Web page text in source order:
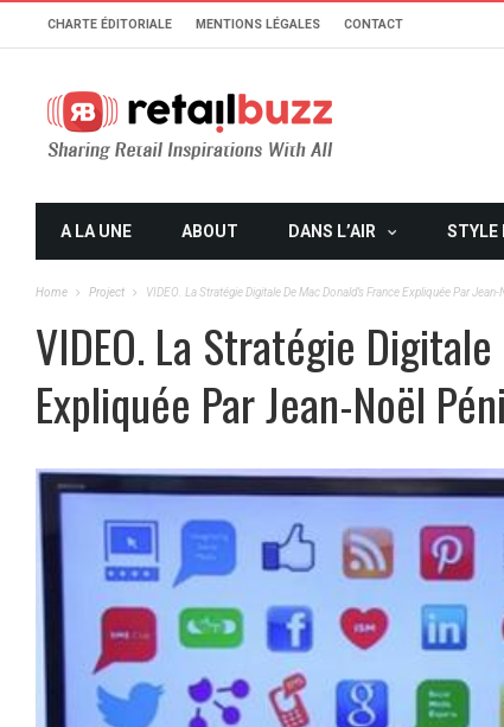
CHARTE ÉDITORIALE MENTIONS LÉGALES CONTACT
A LA UNE ABOUT DANS L’AIR STYLE
Home Project VIDEO. La Stratégie Digitale De Mac Donald’s France Expliquée Par
VIDEO. La Stratégie
Expliquée Par Jean-Noël